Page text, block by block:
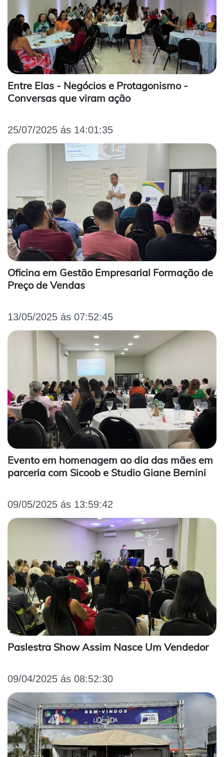
Entre Elas - Negócios e Protagonismo -
Conversas que viram ação
25/07/2025 ás 14:01:35
Oficina em Gestão Empresarial Formação de
Preço de Vendas
13/05/2025 ás 07:52:45
Evento em homenagem ao dia das mães em
parceria com Sicoob e Studio Giane Bernini
09/05/2025 ás 13:59:42
Paslestra Show Assim Nasce Um Vendedor
09/04/2025 ás 08:52:30